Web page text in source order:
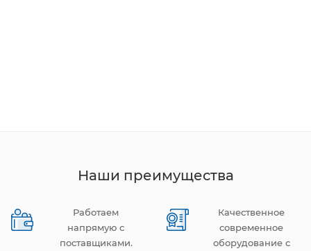
Наши преимущества
Работаем
напрямую с
поставщиками.
Качественное
современное
оборудование с